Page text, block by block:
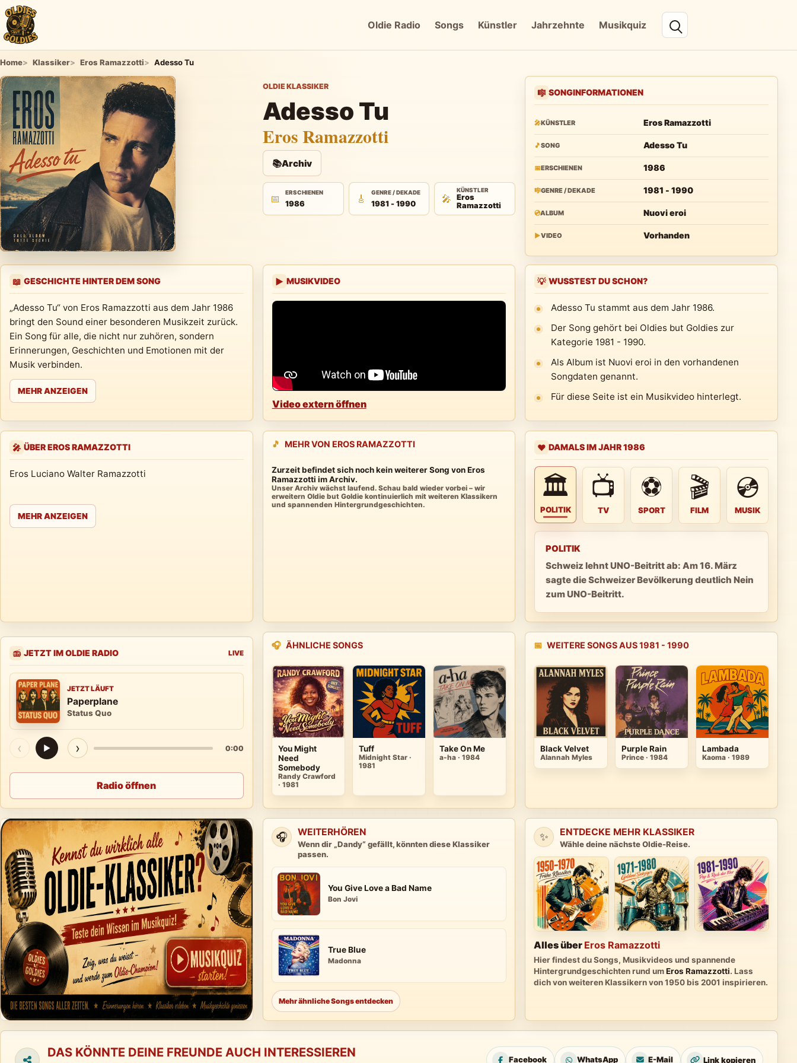
Oldie Radio Songs Künstler Jahrzehnte Musikquiz
Home Klassiker Eros Ramazzotti Adesso Tu
OLDIE KLASSIKER
Adesso Tu
Eros Ramazzotti
📚Archiv
📅
ERSCHIENEN
1986 🎸
GENRE / DEKADE
1981 - 1990 🎤
KÜNSTLER
Eros
Ramazzotti
🎼 SONGINFORMATIONEN
🎤KÜNSTLER Eros Ramazzotti
🎵SONG Adesso Tu
📅ERSCHIENEN 1986
🎼GENRE / DEKADE 1981 - 1990
💿ALBUM Nuovi eroi
▶VIDEO Vorhanden
📖 GESCHICHTE HINTER DEM SONG
„Adesso Tu“ von Eros Ramazzotti aus dem Jahr 1986
bringt den Sound einer besonderen Musikzeit zurück.
Ein Song für alle, die nicht nur zuhören, sondern
Erinnerungen, Geschichten und Emotionen mit der
Musik verbinden.
MEHR ANZEIGEN
▶ MUSIKVIDEO
Video extern öffnen
💡 WUSSTEST DU SCHON?
Adesso Tu stammt aus dem Jahr 1986.
Der Song gehört bei Oldies but Goldies zur
Kategorie 1981 - 1990.
Als Album ist Nuovi eroi in den vorhandenen
Songdaten genannt.
Für diese Seite ist ein Musikvideo hinterlegt.
🎤 ÜBER EROS RAMAZZOTTI
Eros Luciano Walter Ramazzotti
MEHR ANZEIGEN
🎵 MEHR VON EROS RAMAZZOTTI
Zurzeit befindet sich noch kein weiterer Song von Eros
Ramazzotti im Archiv.
Unser Archiv wächst laufend. Schau bald wieder vorbei – wir
erweitern Oldie but Goldie kontinuierlich mit weiteren Klassikern
und spannenden Hintergrundgeschichten.
❤️ DAMALS IM JAHR 1986
🏛
POLITIK
📺
TV
⚽
SPORT
🎬
FILM
💿
MUSIK
POLITIK
Schweiz lehnt UNO-Beitritt ab: Am 16. März
sagte die Schweizer Bevölkerung deutlich Nein
zum UNO-Beitritt.
📻 JETZT IM OLDIE RADIO LIVE
JETZT LÄUFT
Paperplane
Status Quo
‹ ▶ › 0:00
Radio öffnen
🎧 ÄHNLICHE SONGS
You Might
Need
Somebody
Randy Crawford
· 1981
Tuff
Midnight Star ·
1981
Take On Me
a-ha · 1984
📅 WEITERE SONGS AUS 1981 - 1990
Black Velvet
Alannah Myles
Purple Rain
Prince · 1984
Lambada
Kaoma · 1989
🎧 WEITERHÖREN
Wenn dir „Dandy“ gefällt, könnten diese Klassiker
passen.
You Give Love a Bad Name
Bon Jovi
True Blue
Madonna
Mehr ähnliche Songs entdecken
✨ ENTDECKE MEHR KLASSIKER
Wähle deine nächste Oldie-Reise.
Alles über Eros Ramazzotti
Hier findest du Songs, Musikvideos und spannende
Hintergrundgeschichten rund umEros Ramazzotti. Lass
dich von weiteren Klassikern von 1950 bis 2001 inspirieren.
DAS KÖNNTE DEINE FREUNDE AUCH INTERESSIEREN Facebook WhatsApp E-Mail Link kopieren